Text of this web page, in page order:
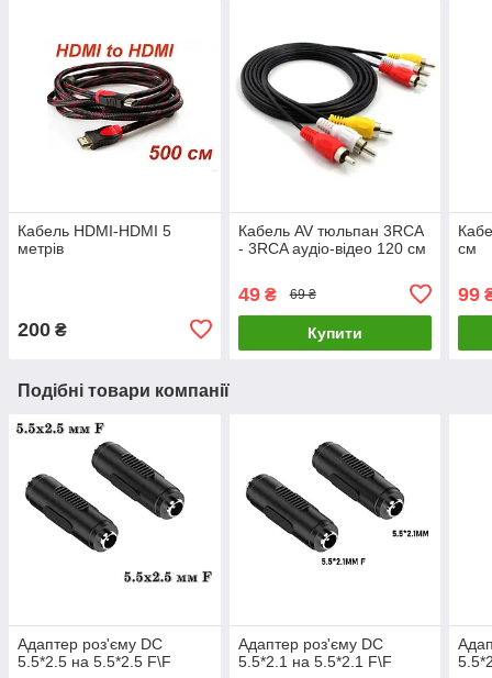
Кабель HDMI-HDMI 5
метрів
200 ₴
Кабель AV тюльпан 3RCA
- 3RCA аудіо-відео 120 см
49₴ 69 ₴
Купити
см
99
Подібні товари компанії
Адаптер роз'єму DC
5.5*2.5 на 5.5*2.5 F\F
Адаптер роз'єму DC
5.5*2.1 на 5.5*2.1 F\F